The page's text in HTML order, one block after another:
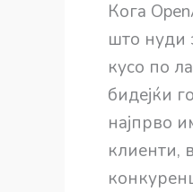
Кога
што нуди
кусо по
бидејќи
најпрво
клиенти,